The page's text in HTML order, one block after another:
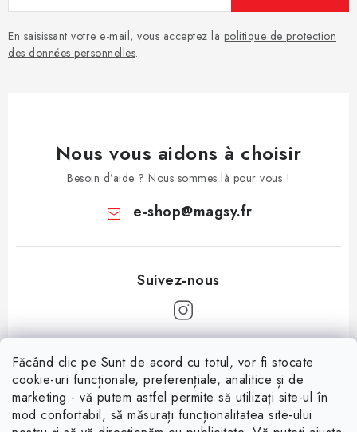
Făcând clic pe Sunt de acord cu totul, vor fi stocate
cookie-uri funcționale, preferențiale, analitice și de
marketing - vă putem astfel permite să utilizați site-ul în
mod confortabil, să măsurați funcționalitatea site-ului
En saisissant votre e-mail, vous acceptez la politique de protection
des données personnelles.
Nous vous aidons à choisir
Besoin d’aide ? Nous sommes là pour vous !
e-shop@magsy.fr
Informații pentru tine
À propos